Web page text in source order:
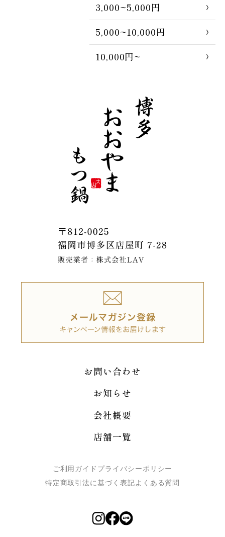
3,000~5,000円
5,000~10,000円
10,000円~
お問い合わせ
お知らせ
会社概要
店舗一覧
ご利用ガイド プライバシーポリシー
特定商取引法に基づく表記よくある質問